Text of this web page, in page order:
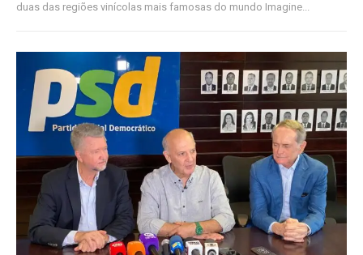
duas das regiões vinícolas mais famosas do mundo Imagine...